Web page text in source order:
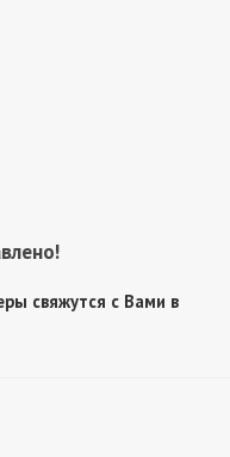
свяжутся с Вами в